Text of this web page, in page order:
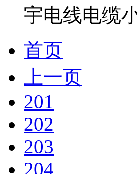
宇电线电缆
首页
上一页
201
202
203
204